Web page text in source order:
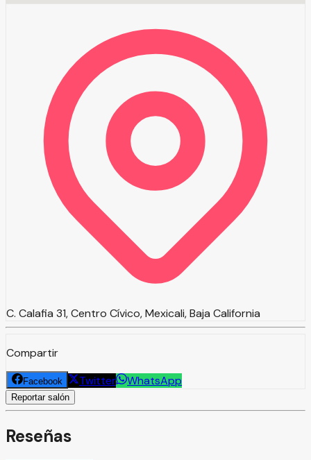
C. Calafia 31, Centro Cívico, Mexicali, Baja California
Compartir
Facebook Twitter WhatsApp
Reportar salón
Reseñas